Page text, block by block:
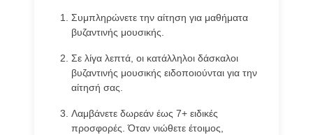
Συμπληρώνετε την αίτηση για μαθήματα
βυζαντινής μουσικής.
Σε λίγα λεπτά, οι κατάλληλοι δάσκαλοι
βυζαντινής μουσικής ειδοποιούνται για την
αίτησή σας.
Λαμβάνετε δωρεάν έως 7+ ειδικές
προσφορές. Όταν νιώθετε έτοιμος,